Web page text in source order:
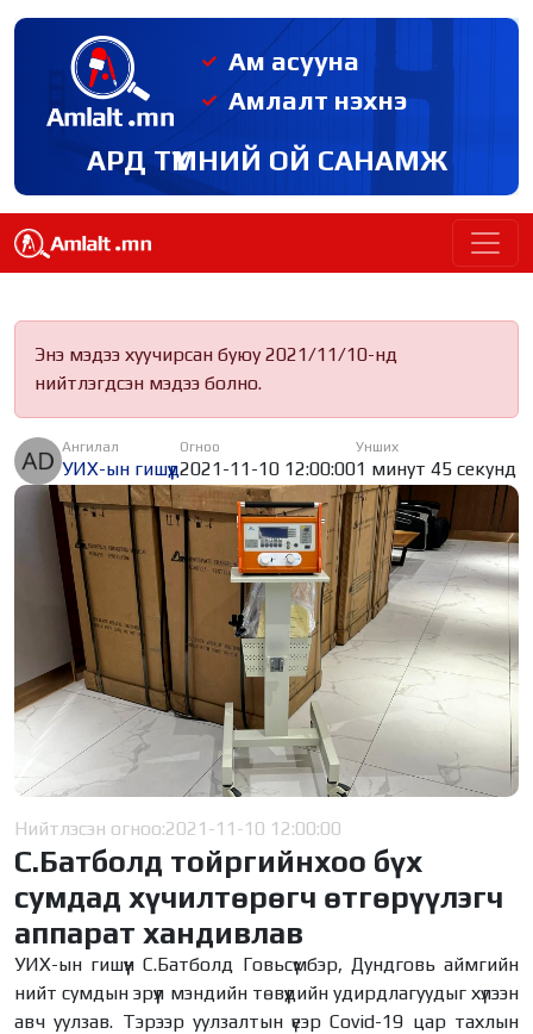
Ам асууна
Амлалт нэхнэ
АРД ТҮМНИЙ ОЙ САНАМЖ
Энэ мэдээ хуучирсан буюу 2021/11/10-нд
нийтлэгдсэн мэдээ болно.
Ангилал
УИХ-ын гишүүд
Огноо
2021-11-10 12:00:00
Унших
1 минут 45 секунд
Нийтлэсэн огноо:2021-11-10 12:00:00
С.Батболд тойргийнхоо бүх
сумдад хүчилтөрөгч өтгөрүүлэгч
аппарат хандивлав
УИХ-ын гишүүн С.Батболд Говьсүмбэр, Дундговь аймгийн
нийт сумдын эрүүл мэндийн төвүүдийн удирдлагуудыг хүлээн
авч уулзав. Тэрээр уулзалтын үеэр Covid-19 цар тахлын